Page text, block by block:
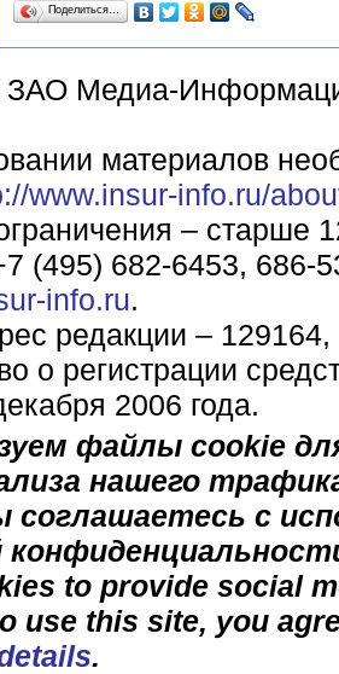
Поделиться…
Медиа-
материалов
www.insur-info.ru/
– старше
(495) 682-6453, 686-
info.ru.
редакции –
о регистрации
2006 года.
файлы cookie
нашего
с
to provide social
use this site, you
.